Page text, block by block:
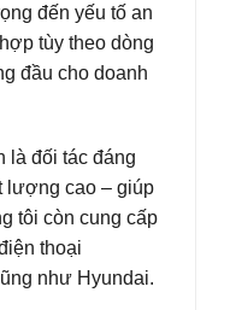
đến yếu tố an
tùy theo dòng
đầu cho doanh
là đối tác đáng
lượng cao – giúp
tôi còn cung cấp
thoại
như Hyundai.